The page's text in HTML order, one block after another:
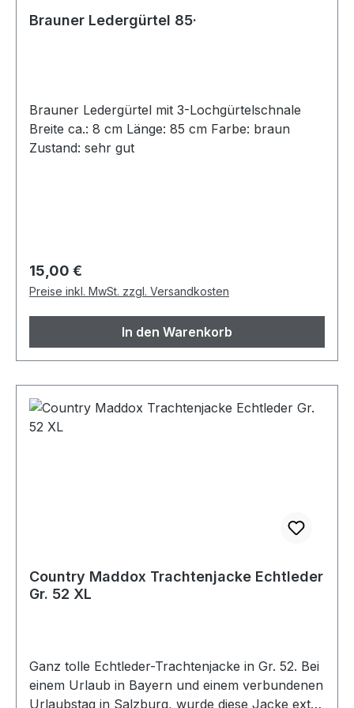
Brauner Ledergürtel 85·
Brauner Ledergürtel mit 3-Lochgürtelschnale
Breite ca.: 8 cm Länge: 85 cm Farbe: braun
Zustand: sehr gut
Regulärer Preis:
15,00 €
Preise inkl. MwSt. zzgl. Versandkosten
In den Warenkorb
Country Maddox Trachtenjacke Echtleder
Gr. 52 XL
Ganz tolle Echtleder-Trachtenjacke in Gr. 52. Bei
einem Urlaub in Bayern und einem verbundenen
Urlaubstag in Salzburg, wurde diese Jacke extra